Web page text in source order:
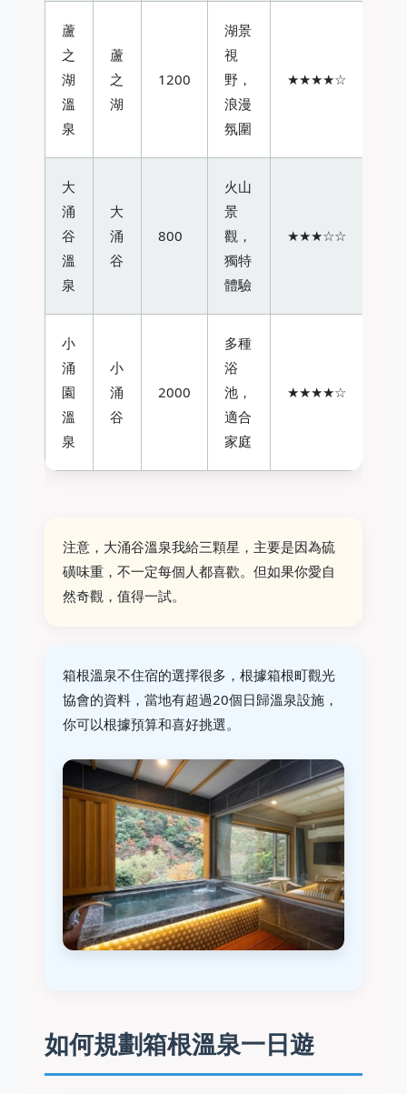
蘆
之
湖
溫
泉
蘆
之
湖
1200
湖景
視
野，
浪漫
氛圍
★★★★☆
大
涌
谷
溫
泉
大
涌
谷
800
火山
景
觀，
獨特
體驗
★★★☆☆
小
涌
園
溫
泉
小
涌
谷
2000
多種
浴
池，
適合
家庭
★★★★☆
注意，大涌谷溫泉我給三顆星，主要是因為硫
磺味重，不一定每個人都喜歡。但如果你愛自
然奇觀，值得一試。
箱根溫泉不住宿的選擇很多，根據箱根町觀光
協會的資料，當地有超過20個日歸溫泉設施，
你可以根據預算和喜好挑選。
如何規劃箱根溫泉一日遊